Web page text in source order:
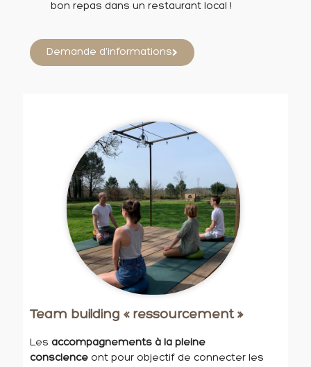
bon repas dans un restaurant local !
Demande d'informations
Team building « ressourcement »
Les accompagnements à la pleine
conscience ont pour objectif de connecter les